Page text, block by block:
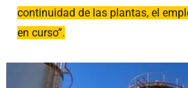
continuidad de las plantas, el
en curso”.